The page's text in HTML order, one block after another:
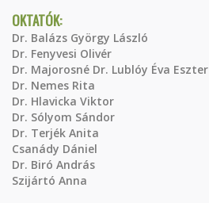
OKTATÓK:
Dr. Balázs György László
Dr. Fenyvesi Olivér
Dr. Majorosné Dr. Lublóy Éva Eszter
Dr. Nemes Rita
Dr. Hlavicka Viktor
Dr. Sólyom Sándor
Dr. Terjék Anita
Csanády Dániel
Dr. Biró András
Szijártó Anna